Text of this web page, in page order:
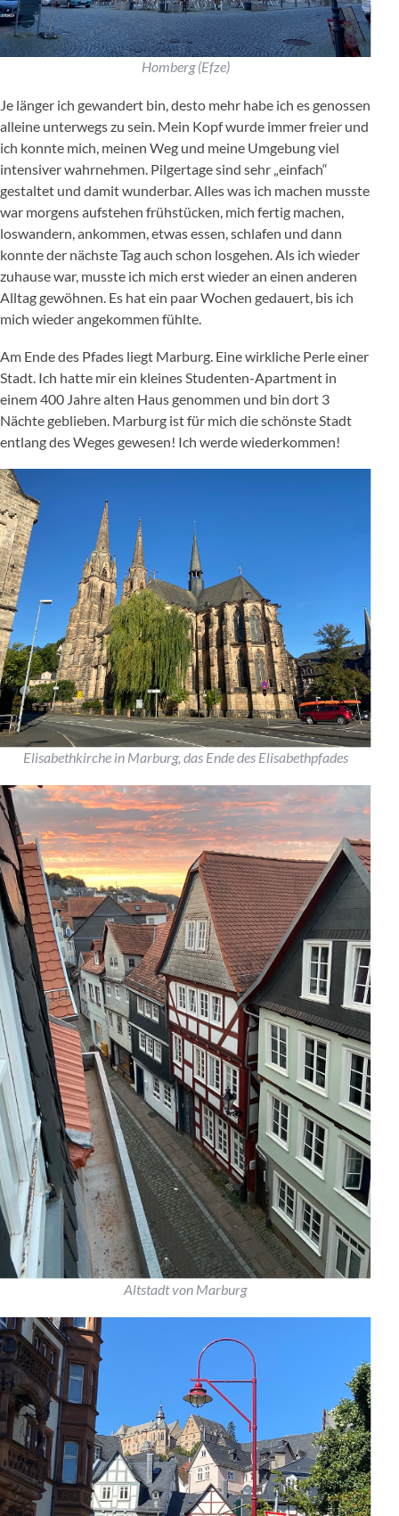
Homberg (Efze)
Je länger ich gewandert bin, desto mehr habe ich es genossen
alleine unterwegs zu sein. Mein Kopf wurde immer freier und
ich konnte mich, meinen Weg und meine Umgebung viel
intensiver wahrnehmen. Pilgertage sind sehr „einfach“
gestaltet und damit wunderbar. Alles was ich machen musste
war morgens aufstehen frühstücken, mich fertig machen,
loswandern, ankommen, etwas essen, schlafen und dann
konnte der nächste Tag auch schon losgehen. Als ich wieder
zuhause war, musste ich mich erst wieder an einen anderen
Alltag gewöhnen. Es hat ein paar Wochen gedauert, bis ich
mich wieder angekommen fühlte.
Am Ende des Pfades liegt Marburg. Eine wirkliche Perle einer
Stadt. Ich hatte mir ein kleines Studenten-Apartment in
einem 400 Jahre alten Haus genommen und bin dort 3
Nächte geblieben. Marburg ist für mich die schönste Stadt
entlang des Weges gewesen! Ich werde wiederkommen!
Elisabethkirche in Marburg, das Ende des Elisabethpfades
Altstadt von Marburg